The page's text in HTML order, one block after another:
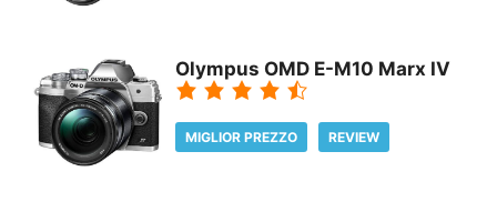
Olympus OMD E-M10 Marx IV
MIGLIOR PREZZO REVIEW